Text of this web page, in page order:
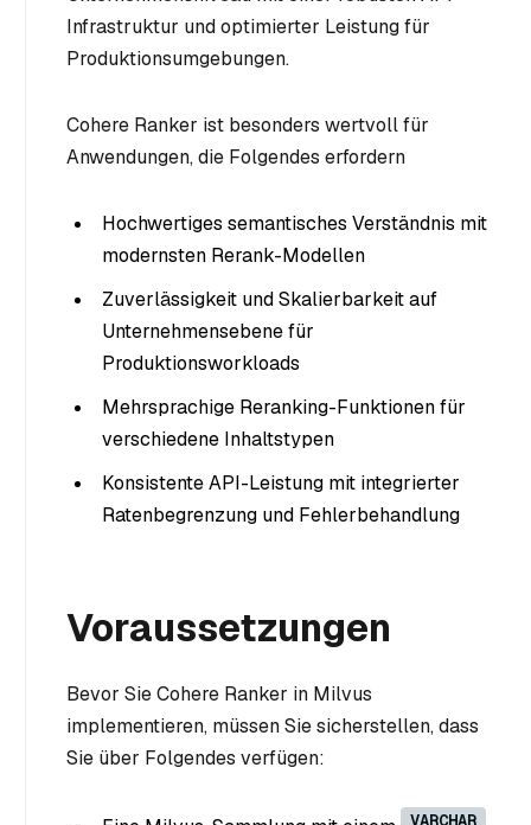
Infrastruktur und optimierter Leistung für
Produktionsumgebungen.
Cohere Ranker ist besonders wertvoll für
Anwendungen, die Folgendes erfordern
Hochwertiges semantisches Verständnis mit
modernsten Rerank-Modellen
Zuverlässigkeit und Skalierbarkeit auf
Unternehmensebene für
Produktionsworkloads
Mehrsprachige Reranking-Funktionen für
verschiedene Inhaltstypen
Konsistente API-Leistung mit integrierter
Ratenbegrenzung und Fehlerbehandlung
Voraussetzungen
Bevor Sie Cohere Ranker in Milvus
implementieren, müssen Sie sicherstellen, dass
Sie über Folgendes verfügen:
VARCHAR